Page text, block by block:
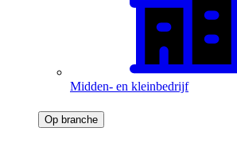
Midden- en kleinbedrijf
Op branche